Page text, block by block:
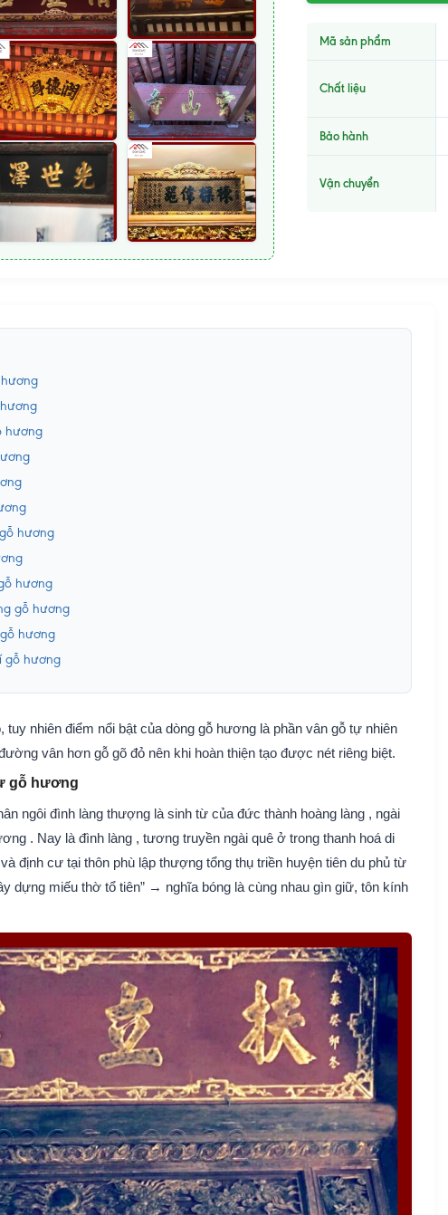
Mã sản phẩm
Chất liệu
Bảo hành
Vận chuyển
hương
hương
hương
gỗ hương
hương
gỗ hương
nhiên điểm nổi bật của dòng gỗ hương là phần vân gỗ tự nhiên
vân hơn gỗ gõ đỏ nên khi hoàn thiện tạo được nét riêng biệt.
gỗ hương
ngôi đình làng thượng là sinh từ của đức thành hoàng làng , ngài
. Nay là đình làng , tương truyền ngài quê ở trong thanh hoá di
định cư tại thôn phù lập thượng tổng thụ triền huyện tiên du phủ từ
dựng miếu thờ tổ tiên” → nghĩa bóng là cùng nhau gìn giữ, tôn kính